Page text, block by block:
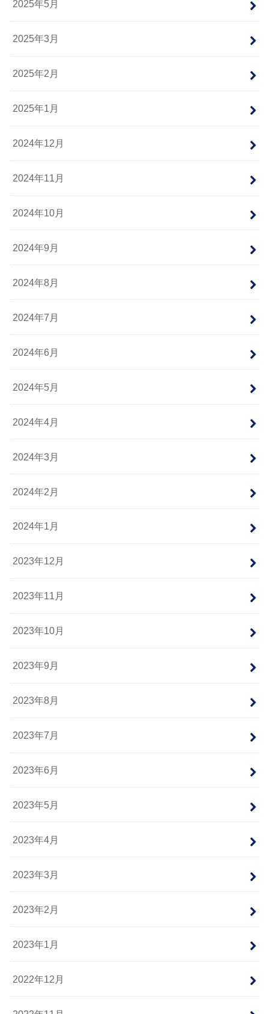
2025年5月
2025年3月
2025年2月
2025年1月
2024年12月
2024年11月
2024年10月
2024年9月
2024年8月
2024年7月
2024年6月
2024年5月
2024年4月
2024年3月
2024年2月
2024年1月
2023年12月
2023年11月
2023年10月
2023年9月
2023年8月
2023年7月
2023年6月
2023年5月
2023年4月
2023年3月
2023年2月
2023年1月
2022年12月